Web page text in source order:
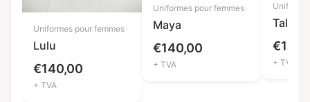
Uniformes pour femmes
Lulu
€140,00
+ TVA
Uniformes pour femmes
Maya
€140,00
+ TVA
Talla
€
+ TVA